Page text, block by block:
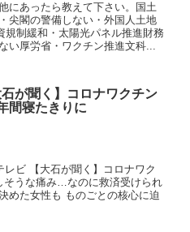
にあったら教えて下さい。国土
尖閣の警備しない・外国人土地
規制緩和・太陽光パネル推進財務
い厚労省・ワクチン推進文科...
石が聞く】コロナワクチン
間寝たきりに
ビ 【大石が聞く】コロナワク
そうな痛み…なのに救済受けられ
めた女性も ものごとの核心に迫